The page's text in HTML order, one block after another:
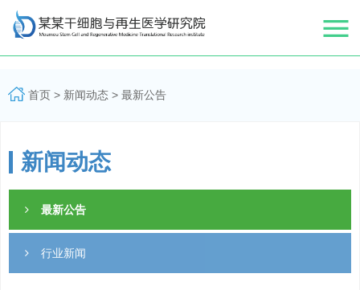
首页> 新闻动态 > 最新公告
新闻动态
最新公告
行业新闻